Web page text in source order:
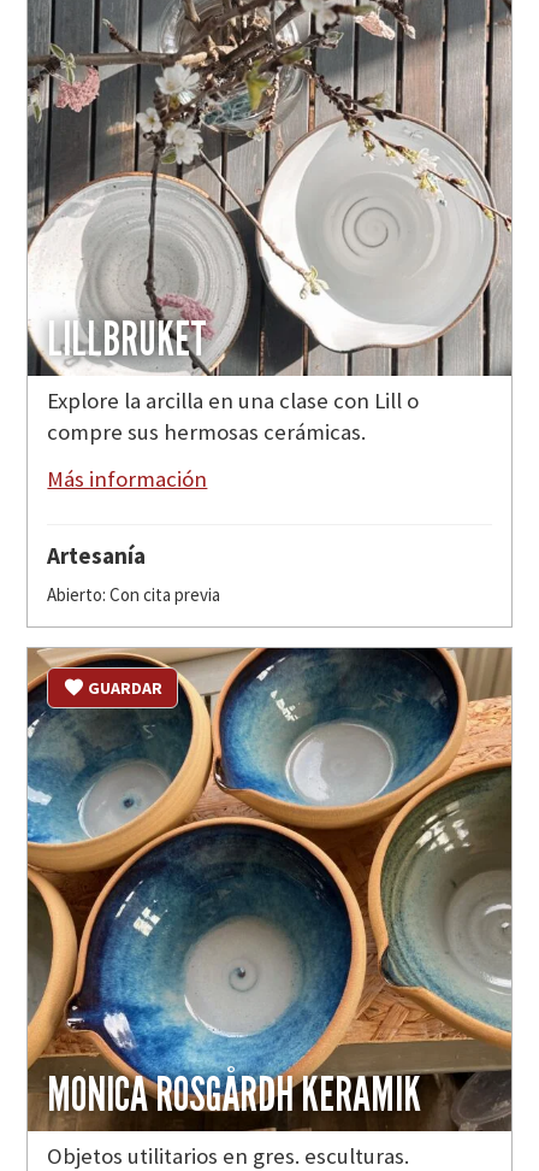
LILLBRUKET
Explore la arcilla en una clase con Lill o
compre sus hermosas cerámicas.
Más información
Artesanía
Abierto: Con cita previa
MONICA ROSGÅRDH KERAMIK
GUARDAR
Objetos utilitarios en gres. esculturas.